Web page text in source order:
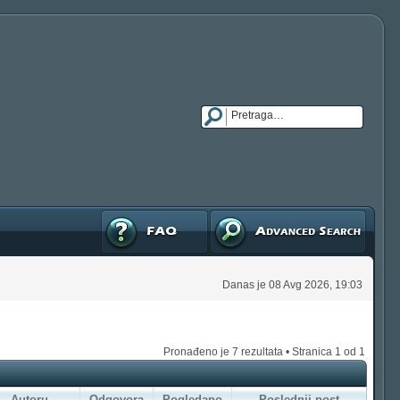
Napredna pretraga
FAQ
Danas je 08 Avg 2026, 19:03
Pronađeno je 7 rezultata • Stranica 1 od 1